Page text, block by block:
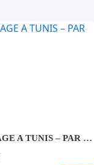
FEMME DE MENAGE A TUNIS – PAR JOUR A Rades